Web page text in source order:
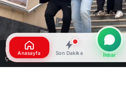
Google'da Abone Ol
Bu web sitesinde en iyi deneyimi
çerezler kullanılmaktadır.
Anasayfa Son Dakika İhbar